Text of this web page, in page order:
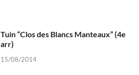
Tuin “Clos des Blancs Manteaux” (4e
arr)
15/08/2014